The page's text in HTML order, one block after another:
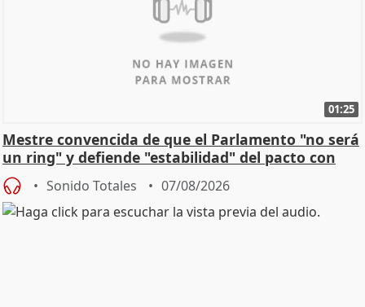
01:25
Mestre convencida de que el Parlamento "no será
un ring" y defiende "estabilidad" del pacto con
Vox
Sonido Totales 07/08/2026